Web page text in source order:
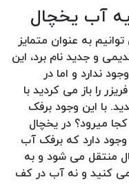
به عنوان متمایز
و جدید نام برد، این
ندارد و اما در
را باز می کردید با
با این وجود برفک
میرود؟ در یخچال
دارد که برفک آب
منتقل می شود و به
کنید و نه آب در کف